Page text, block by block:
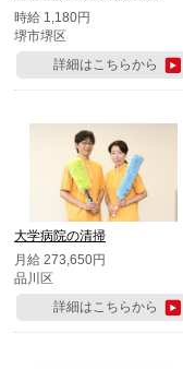
時給 1,180円
堺市堺区
詳細はこちらから
大学病院の清掃
月給 273,650円
品川区
詳細はこちらから